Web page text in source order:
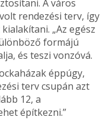
A város
rendezési terv, így
„Az egész
formájú
és teszi von­zóvá.
éppúgy,
terv csupán azt
12, a
épít­kezni.”